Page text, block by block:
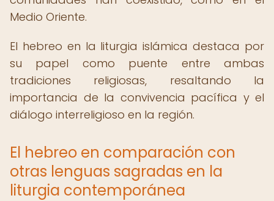
Medio Oriente.
El hebreo en la liturgia islámica destaca por
su papel como puente entre ambas
tradiciones religiosas, resaltando la
importancia de la convivencia pacífica y el
diálogo interreligioso en la región.
El hebreo en comparación con
otras lenguas sagradas en la
liturgia contemporánea